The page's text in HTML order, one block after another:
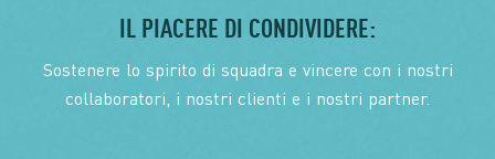
IL PIACERE DI CONDIVIDERE:
Sostenere lo spirito di squadra e vincere con i nostri
collaboratori, i nostri clienti e i nostri partner.